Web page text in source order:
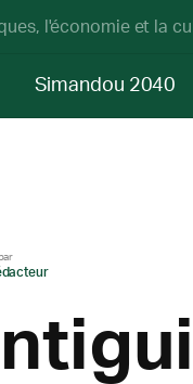
l'économie et la
Simandou 2040